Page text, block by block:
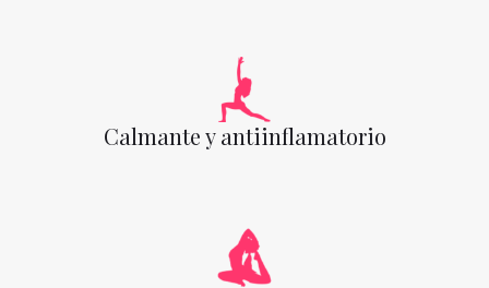
Calmante y antiinflamatorio